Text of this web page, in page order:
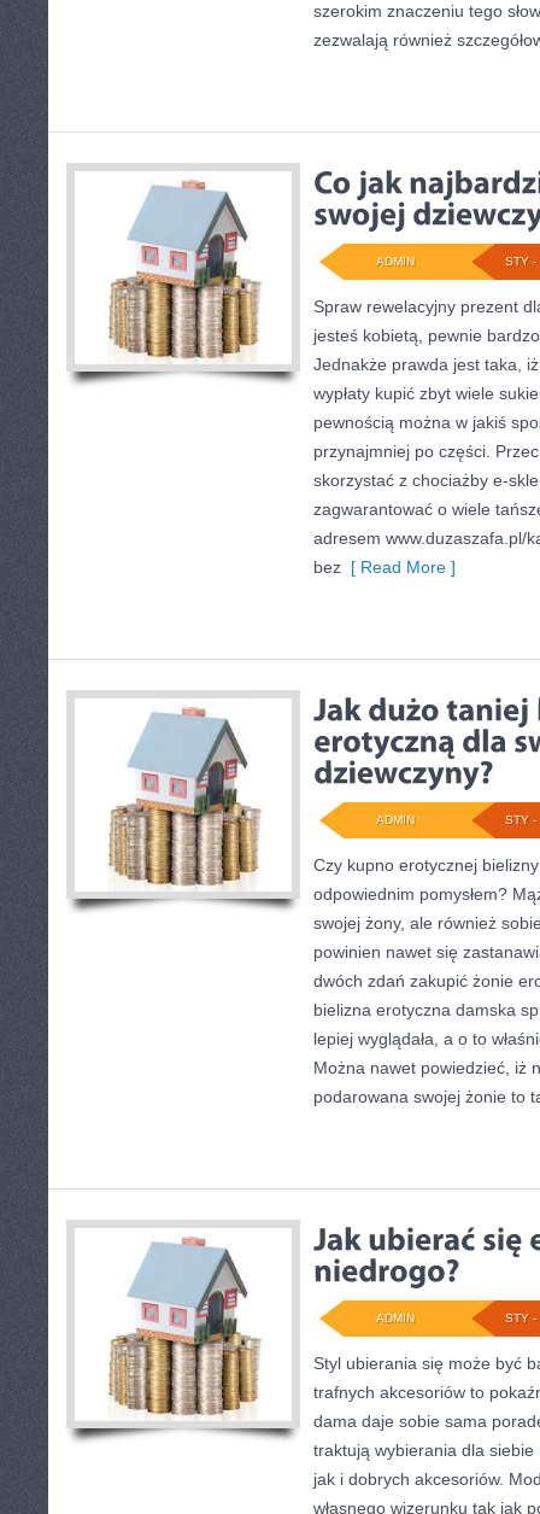
szerokim znaczeniu tego
zezwalają również
STY -
ADMIN
Spraw rewelacyjny prezent
jesteś kobietą, pewnie
Jednakże prawda jest taka,
wypłaty kupić zbyt wiele
pewnością można w jakiś
przynajmniej po części.
skorzystać z chociażby e-
zagwarantować o wiele
adresem www.duzaszafa.pl/
bez [ Read More ]
STY -
ADMIN
Czy kupno erotycznej
odpowiednim pomysłem?
swojej żony, ale również
powinien nawet się
dwóch zdań zakupić żonie
bielizna erotyczna damska
lepiej wyglądała, a o to
Można nawet powiedzieć, iż
podarowana swojej żonie to
STY -
ADMIN
Styl ubierania się może być
trafnych akcesoriów to
dama daje sobie sama
traktują wybierania dla
jak i dobrych akcesoriów.
własnego wizerunku tak jak